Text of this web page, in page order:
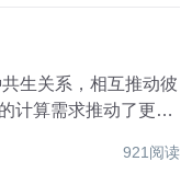
生关系，相互推动彼
计算需求推动了更强
工智能对半导体的影
921阅读